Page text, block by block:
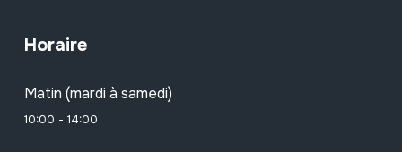
Horaire
Matin (mardi à samedi)
10:00 - 14:00